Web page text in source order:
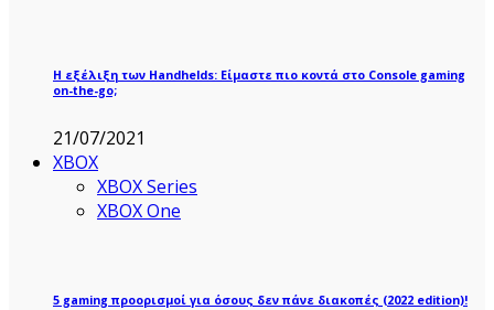
Η εξέλιξη των Handhelds: Είμαστε πιο κοντά στο Console gaming
on-the-go;
21/07/2021
XBOX
XBOX Series
XBOX One
5 gaming προορισμοί για όσους δεν πάνε διακοπές (2022 edition)!